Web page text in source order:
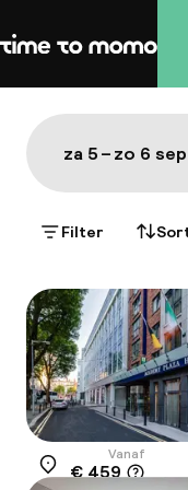
Home
Kaart
Toon op de kaart:
za 5 – zo 6 sep
Filter
Locatie
Vanaf
€ 459